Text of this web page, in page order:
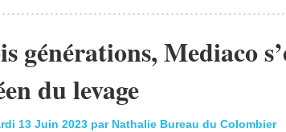
générations, Mediaco
du levage
13 Juin 2023 par Nathalie Bureau du Colombier